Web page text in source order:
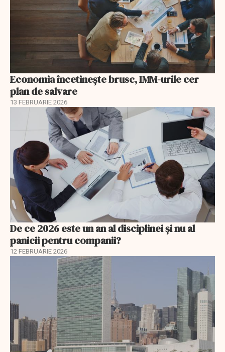
Economia încetinește brusc, IMM-urile cer
plan de salvare
13 FEBRUARIE 2026
De ce 2026 este un an al disciplinei și nu al
panicii pentru companii?
12 FEBRUARIE 2026